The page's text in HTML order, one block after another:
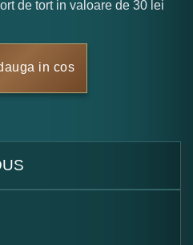
de tort in valoare de 30 lei
in cos